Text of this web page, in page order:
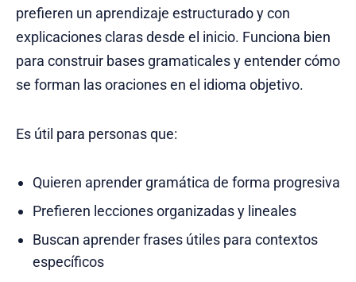
prefieren un aprendizaje estructurado y con
explicaciones claras desde el inicio. Funciona bien
para construir bases gramaticales y entender cómo
se forman las oraciones en el idioma objetivo.
Es útil para personas que:
Quieren aprender gramática de forma progresiva
Prefieren lecciones organizadas y lineales
Buscan aprender frases útiles para contextos
específicos